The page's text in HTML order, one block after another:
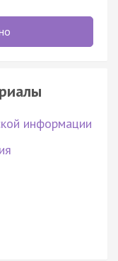
информации